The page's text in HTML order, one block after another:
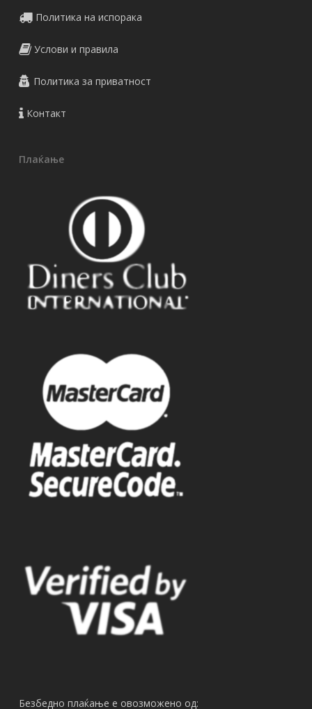
Политика на испорака
Услови и правила
Политика за приватност
Контакт
Плаќање
Безбедно плаќање е овозможено од: